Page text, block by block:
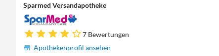
Sparmed Versandapotheke
7 Bewertungen
Apothekenprofil ansehen